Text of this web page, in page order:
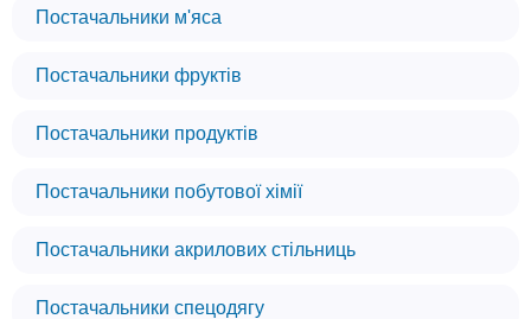
Постачальники м'яса
Постачальники фруктів
Постачальники продуктів
Постачальники побутової хімії
Постачальники акрилових стільниць
Постачальники спецодягу